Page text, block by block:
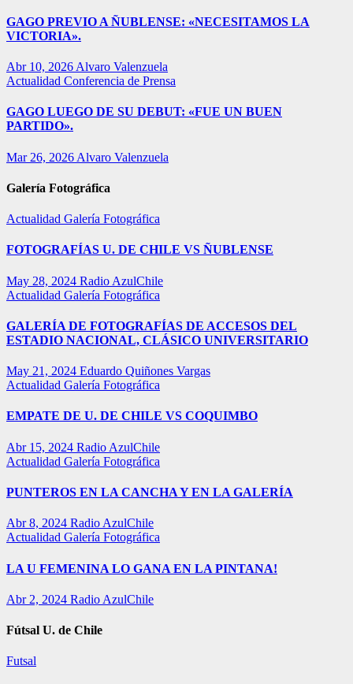
GAGO PREVIO A ÑUBLENSE: «NECESITAMOS LA
VICTORIA».
Abr 10, 2026 Alvaro Valenzuela
Actualidad Conferencia de Prensa
GAGO LUEGO DE SU DEBUT: «FUE UN BUEN
PARTIDO».
Mar 26, 2026 Alvaro Valenzuela
Galería Fotográfica
Actualidad Galería Fotográfica
FOTOGRAFÍAS U. DE CHILE VS ÑUBLENSE
May 28, 2024 Radio AzulChile
Actualidad Galería Fotográfica
GALERÍA DE FOTOGRAFÍAS DE ACCESOS DEL
ESTADIO NACIONAL, CLÁSICO UNIVERSITARIO
May 21, 2024 Eduardo Quiñones Vargas
Actualidad Galería Fotográfica
EMPATE DE U. DE CHILE VS COQUIMBO
Abr 15, 2024 Radio AzulChile
Actualidad Galería Fotográfica
PUNTEROS EN LA CANCHA Y EN LA GALERÍA
Abr 8, 2024 Radio AzulChile
Actualidad Galería Fotográfica
LA U FEMENINA LO GANA EN LA PINTANA!
Abr 2, 2024 Radio AzulChile
Fútsal U. de Chile
Futsal